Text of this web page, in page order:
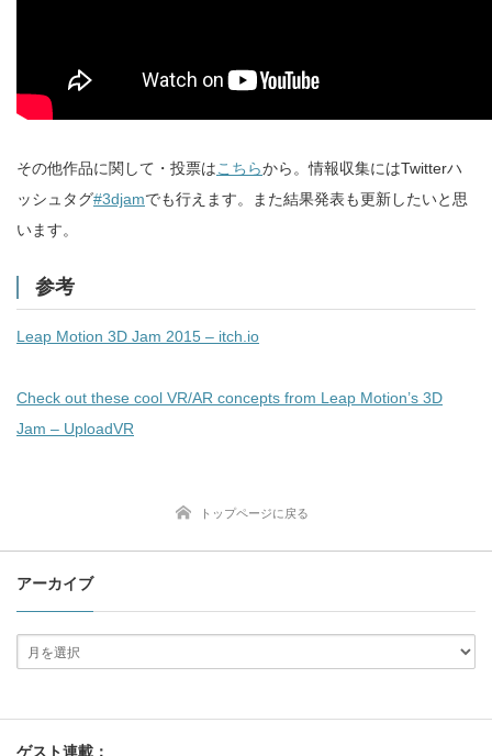
その他作品に関して・投票はこちらから。情報収集にはTwitterハ
ッシュタグ#3djamでも行えます。また結果発表も更新したいと思
います。
参考
Leap Motion 3D Jam 2015 – itch.io
Check out these cool VR/AR concepts from Leap Motion’s 3D
Jam – UploadVR
トップページに戻る
アーカイブ
ゲスト連載：